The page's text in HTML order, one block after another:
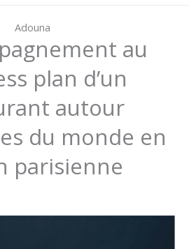
Adouna
au
plan d’un
autour
du monde en
parisienne